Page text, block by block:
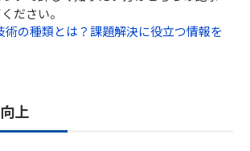
ださい。
術の種類とは？課題解決に役立つ情報を
上